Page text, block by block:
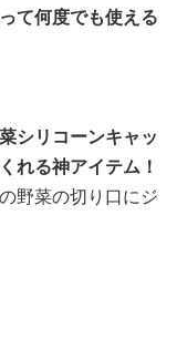
て何度でも使える
シリコーンキャッ
れる神アイテム！
野菜の切り口にジ